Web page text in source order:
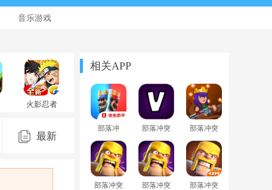
音乐游戏
火影忍者
v3.82.35
最新
相关APP
部落冲
战争最新
手机版
部落冲突
布阵版下
载最新
部落冲突
限兵力
2024
部落冲突
部落冲突
部落冲突